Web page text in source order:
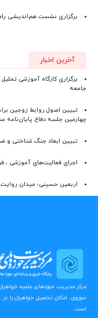
برگزاری نشست هم‌اندیشی
آخرین اخبار
برگزاری کارگاه آموزشی
جامعه
تبیین اصول روابط زوجین
چهارمین جلسه دفاع پایان‌نامه
تبیین ابعاد جنگ شناختی و
اجرای فعالیت‌های آموزشی ،
اربعین حسینی؛ میدان
مرکز مدیریت حوزه‌های علمیه
حوزوی، امکان تحصیل خواهران را
است.